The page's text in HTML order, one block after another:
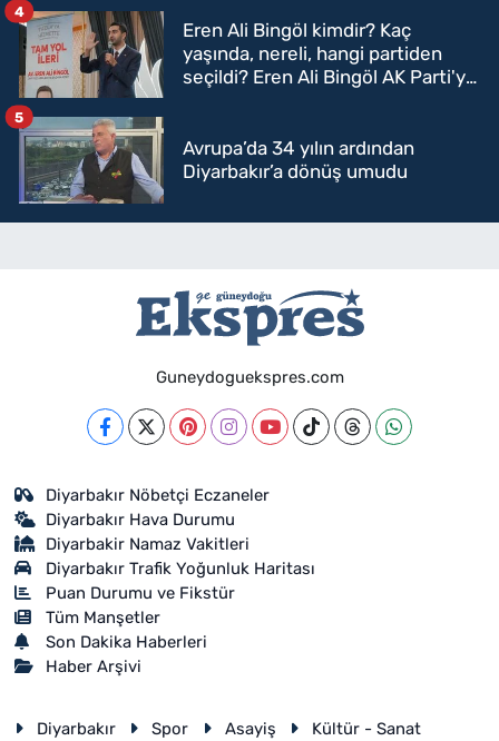
Eren Ali Bingöl kimdir? Kaç
yaşında, nereli, hangi partiden
seçildi? Eren Ali Bingöl AK Parti'ye
4
Avrupa’da 34 yılın ardından
Diyarbakır’a dönüş umudu
5
Guneydoguekspres.com
Diyarbakır Nöbetçi Eczaneler
Diyarbakır Hava Durumu
Diyarbakir Namaz Vakitleri
Diyarbakır Trafik Yoğunluk Haritası
Puan Durumu ve Fikstür
Tüm Manşetler
Son Dakika Haberleri
Haber Arşivi
Diyarbakır Spor Asayiş
Kültür - Sanat